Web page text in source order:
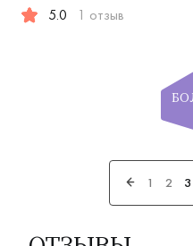
5.0 1 отзыв
1 2 3